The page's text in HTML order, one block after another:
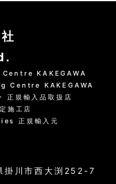
KAKEGAWA
Centre KAKEGAWA
正規輸入品取扱店
施工店
正規輸入元
川市西大渕252-7